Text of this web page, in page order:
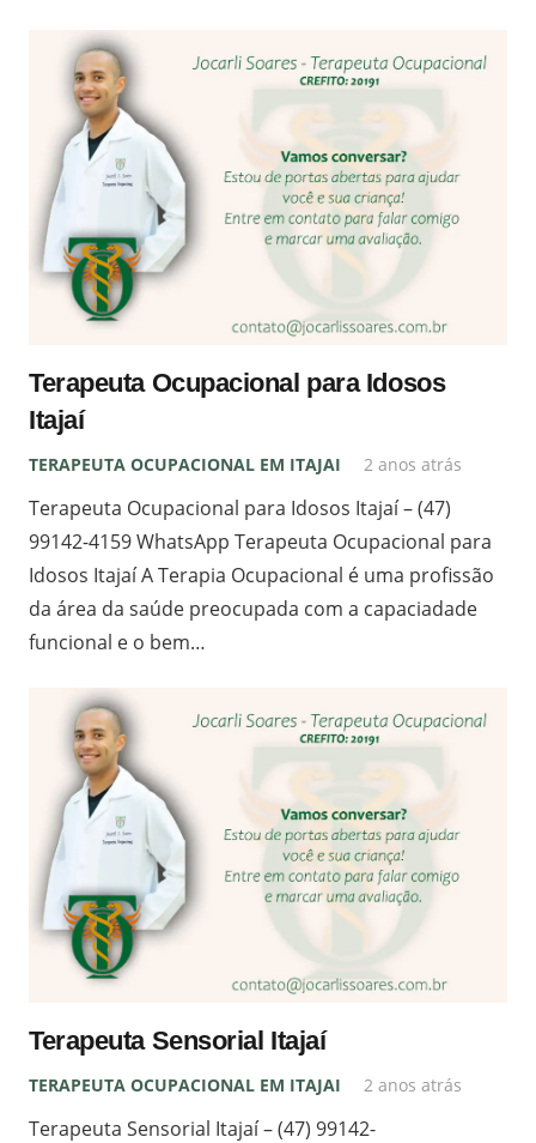
Terapeuta Ocupacional para Idosos
Itajaí
TERAPEUTA OCUPACIONAL EM ITAJAI 2 anos atrás
Terapeuta Ocupacional para Idosos Itajaí – (47)
99142-4159 WhatsApp Terapeuta Ocupacional para
Idosos Itajaí A Terapia Ocupacional é uma profissão
da área da saúde preocupada com a capaciadade
funcional e o bem…
Terapeuta Sensorial Itajaí
TERAPEUTA OCUPACIONAL EM ITAJAI 2 anos atrás
Terapeuta Sensorial Itajaí – (47) 99142-